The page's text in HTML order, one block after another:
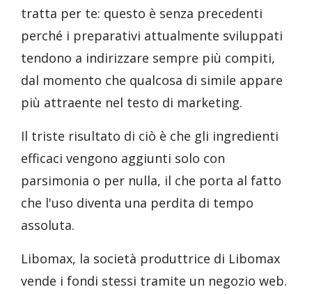
tratta per te: questo è senza precedenti
perché i preparativi attualmente sviluppati
tendono a indirizzare sempre più compiti,
dal momento che qualcosa di simile appare
più attraente nel testo di marketing.
Il triste risultato di ciò è che gli ingredienti
efficaci vengono aggiunti solo con
parsimonia o per nulla, il che porta al fatto
che l'uso diventa una perdita di tempo
assoluta.
Libomax, la società produttrice di Libomax
vende i fondi stessi tramite un negozio web.